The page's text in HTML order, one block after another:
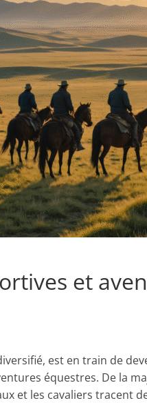
et
est en train de
équestres. De la
et les cavaliers tracent